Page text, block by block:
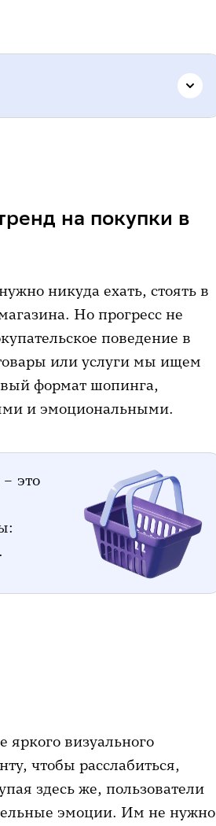
сторона электронной
товар в социальной
на покупки в
никуда ехать, стоять в
Но прогресс не
поведение в
или услуги мы ищем
формат шопинга,
и эмоциональными.
это
яркого визуального
чтобы расслабиться,
здесь же, пользователи
эмоции. Им не нужно